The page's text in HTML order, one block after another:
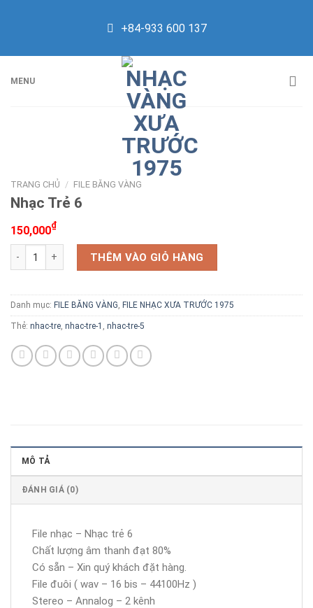
+84-933 600 137
MENU
TRANG CHỦ / FILE BĂNG VÀNG
Nhạc Trẻ 6
150,000₫
THÊM VÀO GIỎ HÀNG
Danh mục: FILE BĂNG VÀNG, FILE NHẠC XƯA TRƯỚC 1975
Thẻ: nhac-tre, nhac-tre-1 , nhac-tre-5
MÔ TẢ
ĐÁNH GIÁ (0)
File nhạc – Nhạc trẻ 6
Chất lượng âm thanh đạt 80%
Có sẵn – Xin quý khách đặt hàng.
File đuôi ( wav – 16 bis – 44100Hz )
Stereo – Annalog – 2 kênh